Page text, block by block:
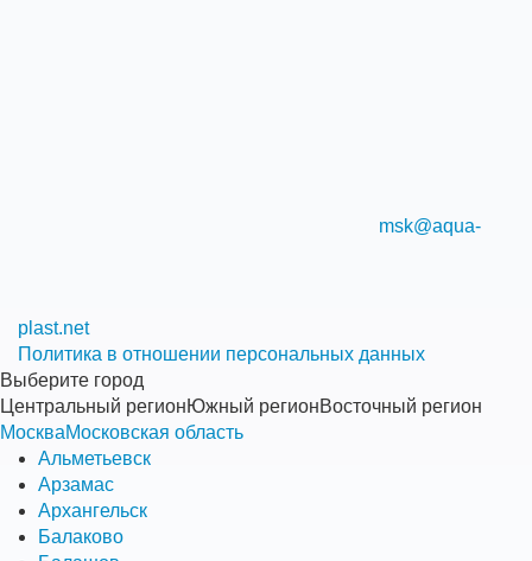
msk@aqua-
plast.net
Политика в отношении персональных данных
Выберите город
Центральный регионЮжный регионВосточный регион
МоскваМосковская область
Альметьевск
Арзамас
Архангельск
Балаково